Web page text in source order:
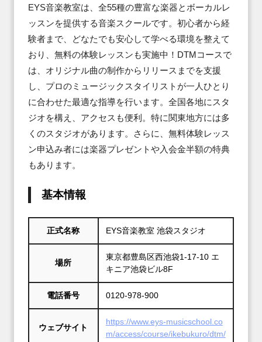
EYS音楽教室は、全55種の豊富な楽器とボーカルレ
ッスンを提供する音楽スクールです。初心者から経
験者まで、どなたでも安心して学べる環境を整えて
おり、無料の体験レッスンも実施中！DTMコースで
は、オリジナル曲の制作からリリースまでを支援
し、プロのミュージックスタイリストが一人ひとり
に合わせた最適な指導を行います。全国各地にスタ
ジオを構え、アクセスも便利。特に関東地方には多
くのスタジオがあります。さらに、無料体験レッス
ン申込み者には楽器プレゼントや入会金半額の特典
もあります。
基本情報
正式名称 EYS音楽教室 池袋スタジオ
場所
東京都豊島区西池袋1-17-10 エ
キニア池袋ビル8F
電話番号 0120-978-900
ウェブサイト
https://www.eys-musicschool.co
m/access/course/ikebukuro/dtm/